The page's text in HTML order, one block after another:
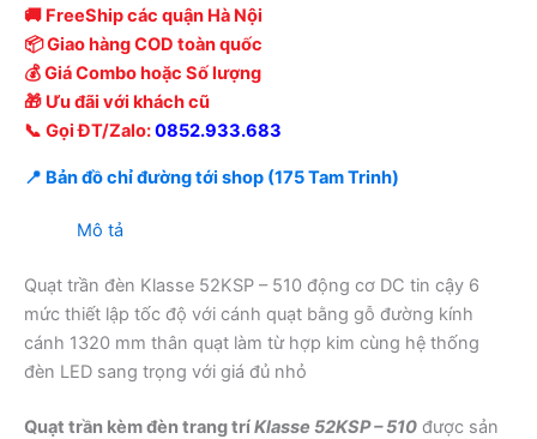
🚚 FreeShip các quận Hà Nội
📦 Giao hàng COD toàn quốc
💰 Giá Combo hoặc Số lượng
🎁 Ưu đãi với khách cũ
📞 Gọi ĐT/Zalo:0852.933.683
📍 Bản đồ chỉ đường tới shop (175 Tam Trinh)
Mô tả
Quạt trần đèn Klasse 52KSP – 510 động cơ DC tin cậy 6
mức thiết lập tốc độ với cánh quạt bằng gỗ đường kính
cánh 1320 mm thân quạt làm từ hợp kim cùng hệ thống
đèn LED sang trọng với giá đủ nhỏ
Quạt trần kèm đèn trang tríKlasse 52KSP – 510 được sản